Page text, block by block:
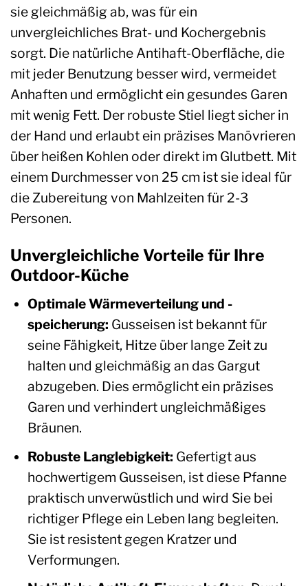
sie gleichmäßig ab, was für ein
unvergleichliches Brat- und Kochergebnis
sorgt. Die natürliche Antihaft-Oberfläche, die
mit jeder Benutzung besser wird, vermeidet
Anhaften und ermöglicht ein gesundes Garen
mit wenig Fett. Der robuste Stiel liegt sicher in
der Hand und erlaubt ein präzises Manövrieren
über heißen Kohlen oder direkt im Glutbett. Mit
einem Durchmesser von 25 cm ist sie ideal für
die Zubereitung von Mahlzeiten für 2-3
Personen.
Unvergleichliche Vorteile für Ihre
Outdoor-Küche
Optimale Wärmeverteilung und -
speicherung: Gusseisen ist bekannt für
seine Fähigkeit, Hitze über lange Zeit zu
halten und gleichmäßig an das Gargut
abzugeben. Dies ermöglicht ein präzises
Garen und verhindert ungleichmäßiges
Bräunen.
Robuste Langlebigkeit: Gefertigt aus
hochwertigem Gusseisen, ist diese Pfanne
praktisch unverwüstlich und wird Sie bei
richtiger Pflege ein Leben lang begleiten.
Sie ist resistent gegen Kratzer und
Verformungen.